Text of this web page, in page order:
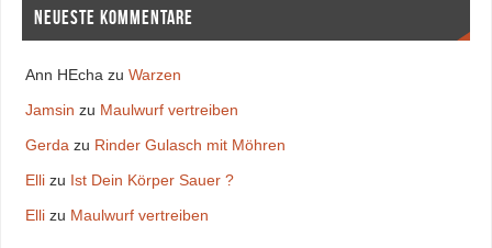
Neueste Kommentare
Ann HEchazu Warzen
Jamsin zu Maulwurf vertreiben
Gerdazu Rinder Gulasch mit Möhren
Ellizu Ist Dein Körper Sauer ?
Ellizu Maulwurf vertreiben